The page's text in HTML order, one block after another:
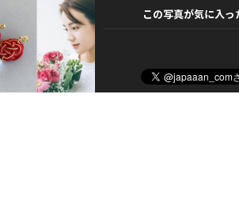
この写真が気に入っ